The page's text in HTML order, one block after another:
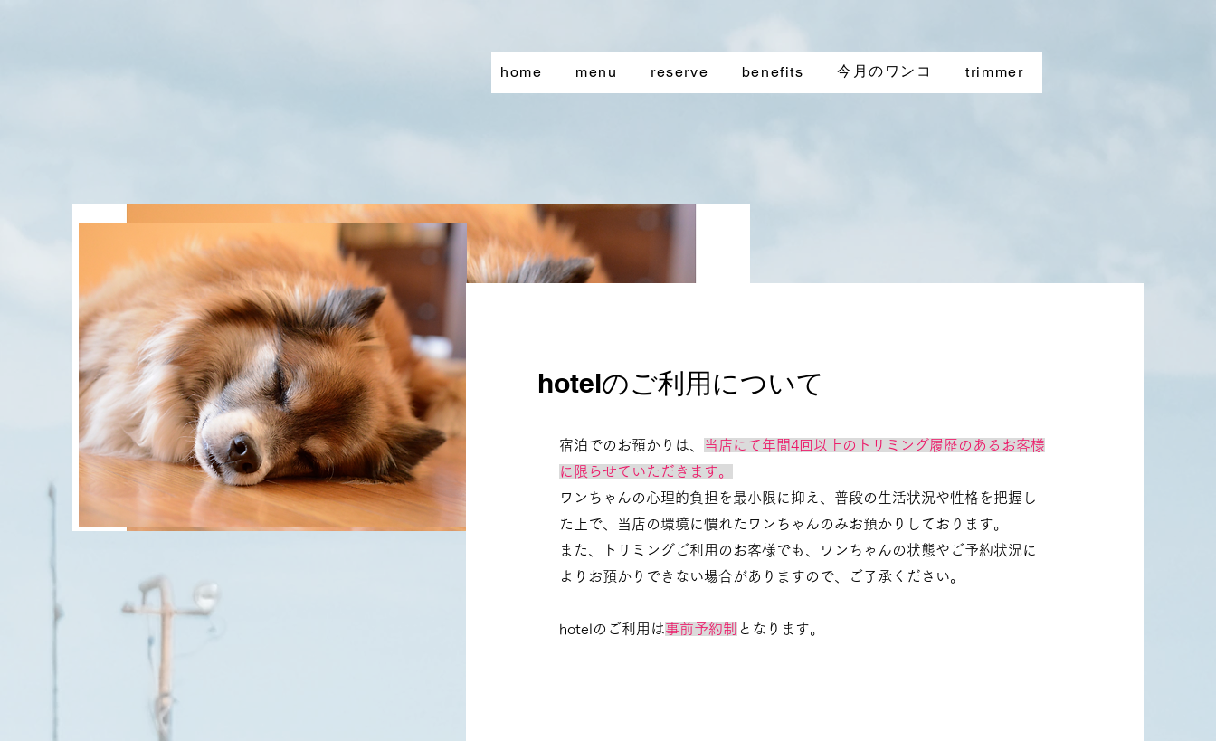
home menu reserve benefits 今月のワンコ trimmer
hotelのご利用について
宿泊でのお預かりは、 当店にて年間4回以上のトリミング履歴のあるお客様
に限らせていただきます。
ワンちゃんの心理的負担を最小限に抑え、普段の生活状況や性格を把握し
た上で、当店の環境に慣れたワンちゃんのみお預かりしております。
また、トリミングご利用のお客様でも、ワンちゃんの状態やご予約状況に
よりお預かりできない場合がありますので、ご了承ください。
hotelのご利用は事前予約制 となります。